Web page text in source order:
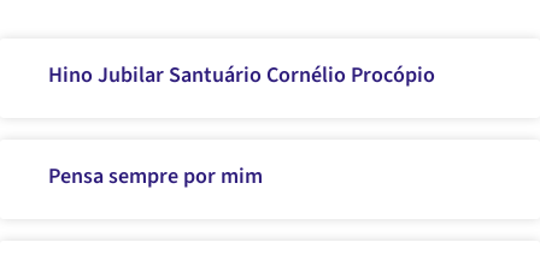
Hino Jubilar Santuário Cornélio Procópio
Pensa sempre por mim